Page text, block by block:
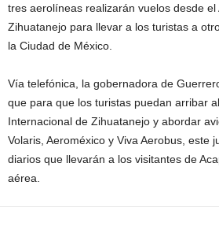
tres aerolíneas realizarán vuelos desde
Zihuatanejo para llevar a los turistas a
la Ciudad de México.
Vía telefónica, la gobernadora de
que para que los turistas puedan arribar
Internacional de Zihuatanejo y abordar
Volaris, Aeroméxico y Viva Aerobus, este
diarios que llevarán a los visitantes de
aérea.